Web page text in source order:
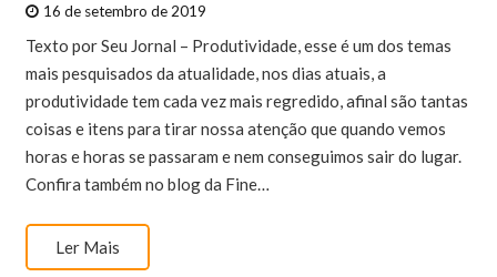
16 de setembro de 2019
Texto por Seu Jornal – Produtividade, esse é um dos temas
mais pesquisados da atualidade, nos dias atuais, a
produtividade tem cada vez mais regredido, afinal são tantas
coisas e itens para tirar nossa atenção que quando vemos
horas e horas se passaram e nem conseguimos sair do lugar.
Confira também no blog da Fine…
Ler Mais